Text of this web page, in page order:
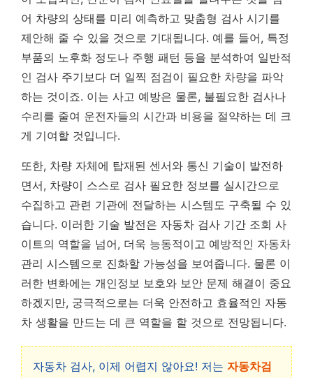
어 차량의 상태를 미리 예측하고 맞춤형 검사 시기를
제안해 줄 수 있을 것으로 기대됩니다. 예를 들어, 특정
부품의 노후화 정도나 주행 패턴 등을 분석하여 일반적
인 검사 주기보다 더 일찍 점검이 필요한 차량을 파악
하는 것이죠. 이는 사고 예방은 물론, 불필요한 검사나
수리를 줄여 운전자들의 시간과 비용을 절약하는 데 크
게 기여할 것입니다.
또한, 차량 자체에 탑재된 센서와 통신 기술이 발전하
면서, 차량이 스스로 검사 필요한 정보를 실시간으로
수집하고 관련 기관에 전달하는 시스템도 구축될 수 있
습니다. 이러한 기술 발전은 자동차 검사 기간 조회 사
이트의 역할을 넘어, 더욱 능동적이고 예방적인 자동차
관리 시스템으로 진화할 가능성을 보여줍니다. 물론 이
러한 변화에는 개인정보 보호와 보안 문제 해결이 중요
하겠지만, 궁극적으로는 더욱 안전하고 효율적인 자동
차 생활을 만드는 데 큰 역할을 할 것으로 전망됩니다.
자동차 검사, 이제 어렵지 않아요! 저는 자동차검